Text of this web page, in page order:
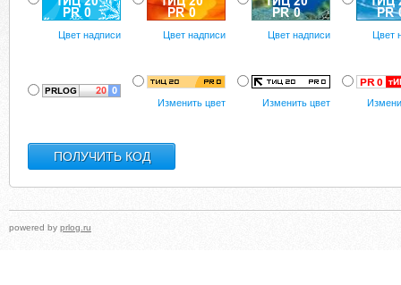
Цвет надписи Цвет надписи Цвет надписи Цвет
Изменить цвет Изменить цвет
powered by prlog.ru